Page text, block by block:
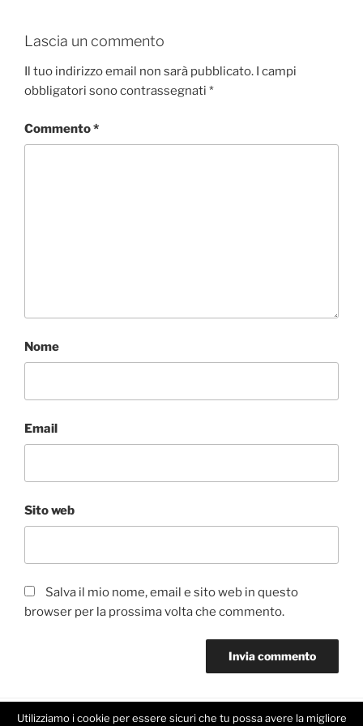
Lascia un commento
Il tuo indirizzo email non sarà pubblicato. I campi
obbligatori sono contrassegnati *
Commento*
Nome
Email
Sito web
Salva il mio nome, email e sito web in questo
browser per la prossima volta che commento.
Utilizziamo i cookie per essere sicuri che tu possa avere la migliore